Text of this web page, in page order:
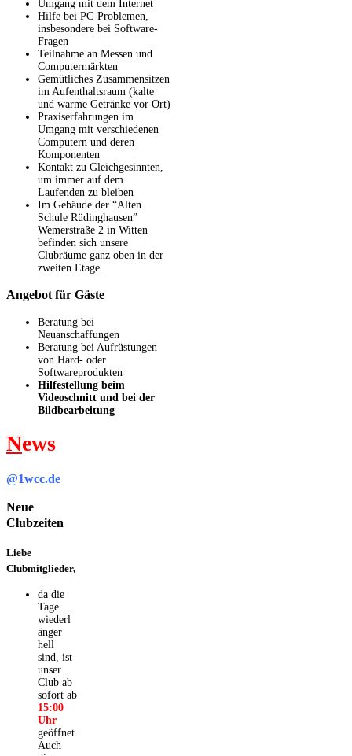
Umgang mit dem Internet
Hilfe bei PC-Problemen,
insbesondere bei Software-
Fragen
Teilnahme an Messen und
Computermärkten
Gemütliches Zusammensitzen
im Aufenthaltsraum (kalte
und warme Getränke vor Ort)
Praxiserfahrungen im
Umgang mit verschiedenen
Computern und deren
Komponenten
Kontakt zu Gleichgesinnten,
um immer auf dem
Laufenden zu bleiben
Im Gebäude der “Alten
Schule Rüdinghausen”
Wemerstraße 2 in Witten
befinden sich unsere
Clubräume ganz oben in der
zweiten Etage.
Angebot für Gäste
Beratung bei
Neuanschaffungen
Beratung bei Aufrüstungen
von Hard- oder
Softwareprodukten
Hilfestellung beim
Videoschnitt und bei der
Bildbearbeitung
News
@1wcc.de
Neue
Clubzeiten
Liebe
Clubmitglieder,
da die
Tage
wiederl
änger
hell
sind, ist
unser
Club ab
sofort ab
15:00
Uhr
geöffnet.
Auch